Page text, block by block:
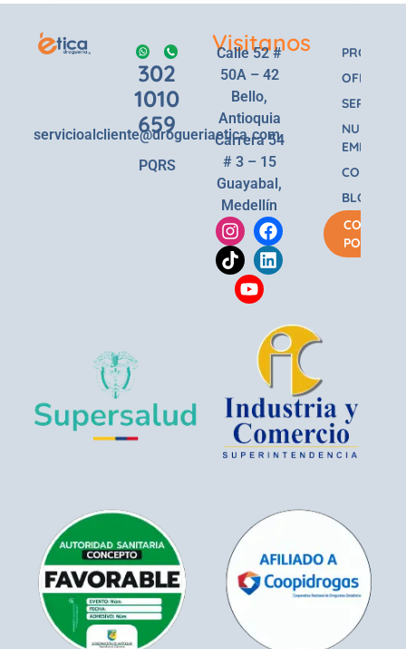
302
1010
659
servicioalcliente@drogueriaetica.com
PQRS
Visitanos
Calle 52 #
50A – 42
Bello,
Antioquia
Carrera 54
# 3 – 15
Guayabal,
Medellín
OFERTAS
SERVICIOS
NUESTRA
EMPRESA
BLOG
COMPRA
POR